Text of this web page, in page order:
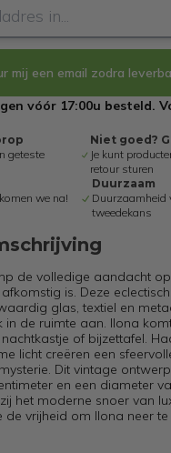
mij een email zodra
vóór 17:00u besteld.
geteste
Niet goed?
Je kunt
retour sturen
we na!
Duurzaam
Duurzaamheid
tweedekans
de volledige aandacht
is. Deze
glas, textiel en
in de ruimte aan. Ilona
of bijzettafel.
licht creëren een
Dit vintage
en een diameter
het moderne snoer van
de vrijheid om Ilona neer